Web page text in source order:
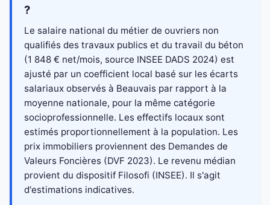
?
Le salaire national du métier de ouvriers non
qualifiés des travaux publics et du travail du béton
(1 848 € net/mois, source INSEE DADS 2024) est
ajusté par un coefficient local basé sur les écarts
salariaux observés à Beauvais par rapport à la
moyenne nationale, pour la même catégorie
socioprofessionnelle. Les effectifs locaux sont
estimés proportionnellement à la population. Les
prix immobiliers proviennent des Demandes de
Valeurs Foncières (DVF 2023). Le revenu médian
provient du dispositif Filosofi (INSEE). Il s'agit
d'estimations indicatives.